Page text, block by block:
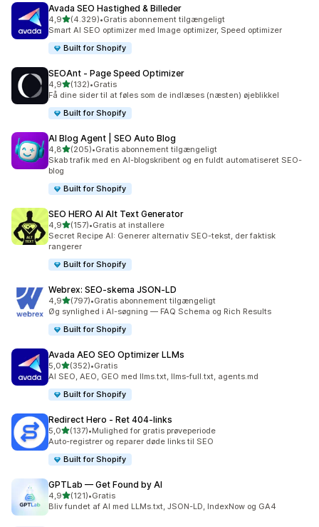
Avada SEO Hastighed & Billeder
4,9ud af 5 stjerner
(4.329)
4329 anmeldelser i alt
•Gratis abonnement tilgængeligt
Smart AI SEO optimizer med Image optimizer, Speed optimizer
Built for Shopify
SEOAnt ‑ Page Speed Optimizer
4,9ud af 5 stjerner
(132)
132 anmeldelser i alt
•Gratis
Få dine sider til at føles som de indlæses (næsten) øjeblikkel
Built for Shopify
AI Blog Agent | SEO Auto Blog
4,8ud af 5 stjerner
(205)
205 anmeldelser i alt
•Gratis abonnement tilgængeligt
Skab trafik med en AI-blogskribent og en fuldt automatiseret SEO-
blog
Built for Shopify
SEO HERO AI Alt Text Generator
4,9ud af 5 stjerner
(157)
157 anmeldelser i alt
•Gratis at installere
Secret Recipe AI: Generer alternativ SEO-tekst, der faktisk
rangerer
Built for Shopify
Webrex: SEO‑skema JSON‑LD
4,9ud af 5 stjerner
(797)
797 anmeldelser i alt
•Gratis abonnement tilgængeligt
Øg synlighed i AI-søgning — FAQ Schema og Rich Results
Built for Shopify
Avada AEO SEO Optimizer LLMs
5,0ud af 5 stjerner
(352)
352 anmeldelser i alt
•Gratis
AI SEO, AEO, GEO med llms.txt, llms-full.txt, agents.md
Built for Shopify
Redirect Hero ‑ Ret 404‑links
5,0ud af 5 stjerner
(137)
137 anmeldelser i alt
•Mulighed for gratis prøveperiode
Auto-registrer og reparer døde links til SEO
Built for Shopify
GPTLab — Get Found by AI
4,9ud af 5 stjerner
(121)
121 anmeldelser i alt
•Gratis
Bliv fundet af AI med LLMs.txt, JSON-LD, IndexNow og GA4